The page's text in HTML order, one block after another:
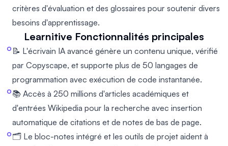
critères d'évaluation et des glossaires pour soutenir divers
besoins d'apprentissage.
Learnitive Fonctionnalités principales
📝 L'écrivain IA avancé génère un contenu unique, vérifié
par Copyscape, et supporte plus de 50 langages de
programmation avec exécution de code instantanée.
📚 Accès à 250 millions d'articles académiques et
d'entrées Wikipedia pour la recherche avec insertion
automatique de citations et de notes de bas de page.
🗂️ Le bloc-notes intégré et les outils de projet aident à